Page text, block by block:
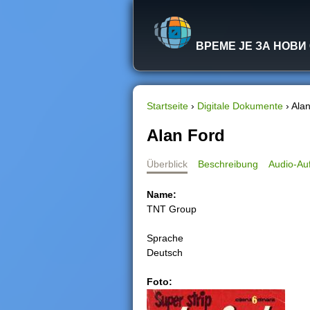
ВРЕМЕ ЈЕ ЗА НОВИ
S
i
s
i
d
Startseite › Digitale Dokumente ›
Alan Ford
Überblick Beschreibung Audio-
Name:
TNT Group
Sprache
Deutsch
Foto: